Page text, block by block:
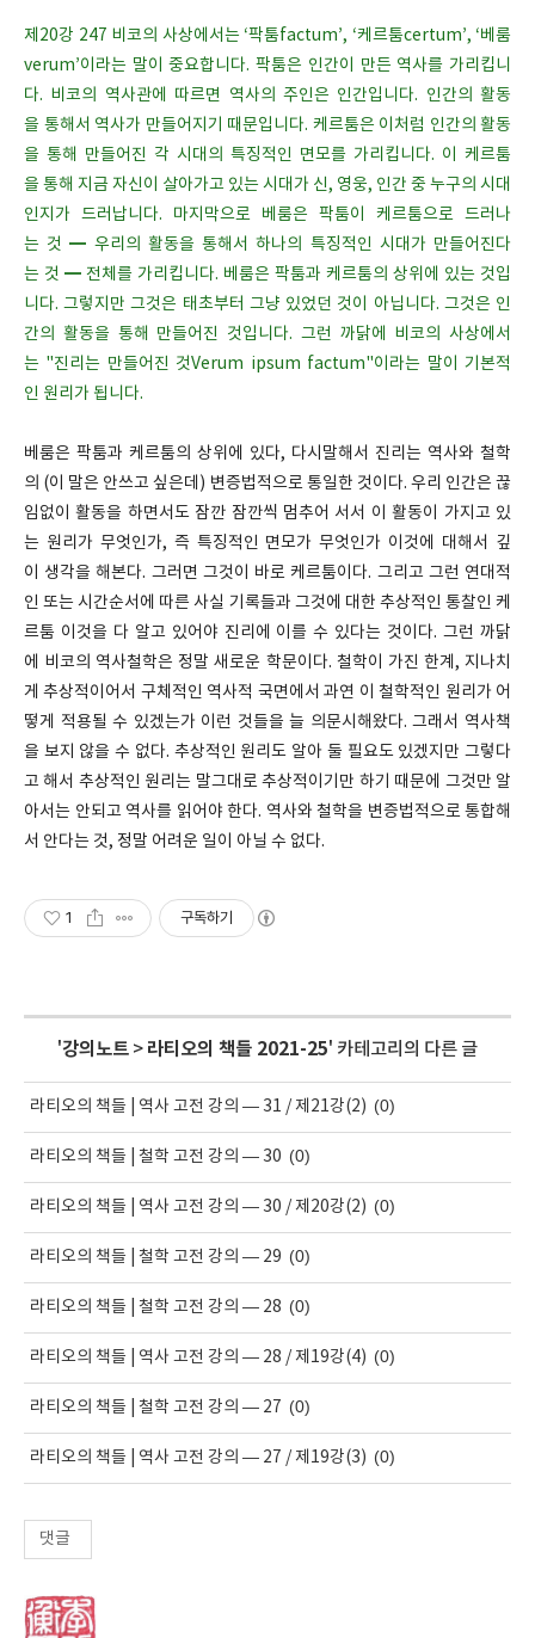
제20강 247 비코의 사상에서는 ‘팍툼factum’, ‘케르툼certum’, ‘베룸
verum’이라는 말이 중요합니다. 팍툼은 인간이 만든 역사를 가리킵니
다. 비코의 역사관에 따르면 역사의 주인은 인간입니다. 인간의 활동
을 통해서 역사가 만들어지기 때문입니다. 케르툼은 이처럼 인간의 활동
을 통해 만들어진 각 시대의 특징적인 면모를 가리킵니다. 이 케르툼
을 통해 지금 자신이 살아가고 있는 시대가 신, 영웅, 인간 중 누구의 시대
인지가 드러납니다. 마지막으로 베룸은 팍툼이 케르툼으로 드러나
는 것 ━ 우리의 활동을 통해서 하나의 특징적인 시대가 만들어진다
는 것 ━ 전체를 가리킵니다. 베룸은 팍툼과 케르툼의 상위에 있는 것입
니다. 그렇지만 그것은 태초부터 그냥 있었던 것이 아닙니다. 그것은 인
간의 활동을 통해 만들어진 것입니다. 그런 까닭에 비코의 사상에서
는 "진리는 만들어진 것Verum ipsum factum"이라는 말이 기본적
인 원리가 됩니다.
베룸은 팍툼과 케르툼의 상위에 있다, 다시말해서 진리는 역사와 철학
의 (이 말은 안쓰고 싶은데) 변증법적으로 통일한 것이다. 우리 인간은 끊
임없이 활동을 하면서도 잠깐 잠깐씩 멈추어 서서 이 활동이 가지고 있
는 원리가 무엇인가, 즉 특징적인 면모가 무엇인가 이것에 대해서 깊
이 생각을 해본다. 그러면 그것이 바로 케르툼이다. 그리고 그런 연대적
인 또는 시간순서에 따른 사실 기록들과 그것에 대한 추상적인 통찰인 케
르툼 이것을 다 알고 있어야 진리에 이를 수 있다는 것이다. 그런 까닭
에 비코의 역사철학은 정말 새로운 학문이다. 철학이 가진 한계, 지나치
게 추상적이어서 구체적인 역사적 국면에서 과연 이 철학적인 원리가 어
떻게 적용될 수 있겠는가 이런 것들을 늘 의문시해왔다. 그래서 역사책
을 보지 않을 수 없다. 추상적인 원리도 알아 둘 필요도 있겠지만 그렇다
고 해서 추상적인 원리는 말그대로 추상적이기만 하기 때문에 그것만 알
아서는 안되고 역사를 읽어야 한다. 역사와 철학을 변증법적으로 통합해
서 안다는 것, 정말 어려운 일이 아닐 수 없다.
1 구독하기
'강의노트 > 라티오의 책들 2021-25' 카테고리의 다른 글
라티오의 책들 | 역사 고전 강의 — 31 / 제21강(2) (0)
라티오의 책들 | 철학 고전 강의 — 30 (0)
라티오의 책들 | 역사 고전 강의 — 30 / 제20강(2) (0)
라티오의 책들 | 철학 고전 강의 — 29 (0)
라티오의 책들 | 철학 고전 강의 — 28 (0)
라티오의 책들 | 역사 고전 강의 — 28 / 제19강(4) (0)
라티오의 책들 | 철학 고전 강의 — 27 (0)
라티오의 책들 | 역사 고전 강의 — 27 / 제19강(3) (0)
댓글